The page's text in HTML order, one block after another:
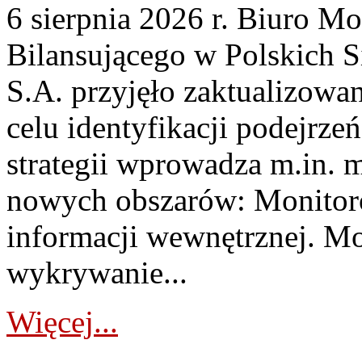
6 sierpnia 2026 r. Biuro
Bilansującego w Polskich
S.A. przyjęło
celu identyfikacji
strategii wprowadza m.in.
nowych obszarów:
informacji wewnętrznej.
wykrywanie...
Więcej...